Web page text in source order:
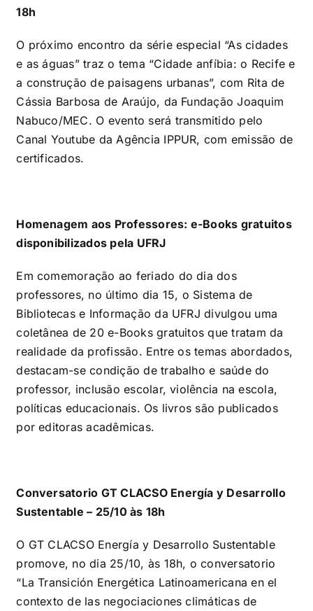
18h
O próximo encontro da série especial “As cidades
e as águas” traz o tema “Cidade anfíbia: o Recife e
a construção de paisagens urbanas”, com Rita de
Cássia Barbosa de Araújo, da Fundação Joaquim
Nabuco/MEC. O evento será transmitido pelo
Canal Youtube da Agência IPPUR, com emissão de
certificados.
Homenagem aos Professores: e-Books gratuitos
disponibilizados pela UFRJ
Em comemoração ao feriado do dia dos
professores, no último dia 15, o Sistema de
Bibliotecas e Informação da UFRJ divulgou uma
coletânea de 20 e-Books gratuitos que tratam da
realidade da profissão. Entre os temas abordados,
destacam-se condição de trabalho e saúde do
professor, inclusão escolar, violência na escola,
políticas educacionais. Os livros são publicados
por editoras acadêmicas.
Conversatorio GT CLACSO Energía y Desarrollo
Sustentable – 25/10 às 18h
O GT CLACSO Energía y Desarrollo Sustentable
promove, no dia 25/10, às 18h, o conversatorio
“La Transición Energética Latinoamericana en el
contexto de las negociaciones climáticas de